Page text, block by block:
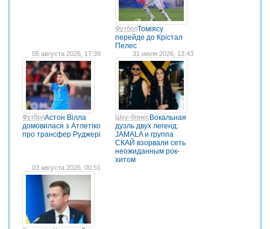
ФутболТоміясу
перейде до Крістал
Пелес
05 августа 2026, 17:39
ФутболАстон Вілла
домовилася з Атлетіко
про трансфер Руджері
31 июля 2026, 13:43
Шоу-бізнесВокальная
дуэль двух легенд:
JAMALA и группа
СКАЙ взорвали сеть
неожиданным рок-
хитом
03 августа 2026, 00:51